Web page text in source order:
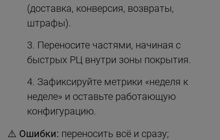
(доставка, конверсия, возвраты,
штрафы).
Переносите частями, начиная с
быстрых РЦ внутри зоны покрытия.
Зафиксируйте метрики «неделя к
неделе» и оставьте работающую
конфигурацию.
⚠️ Ошибки: переносить всё и сразу;